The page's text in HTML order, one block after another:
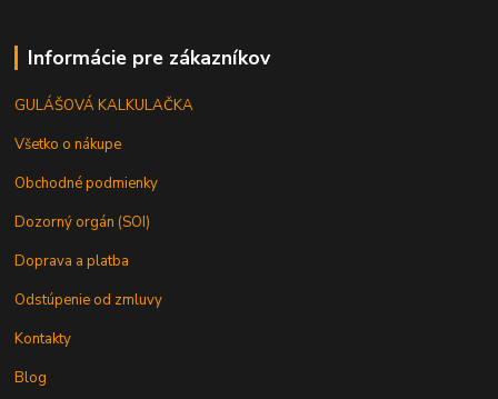
Informácie pre zákazníkov
GULÁŠOVÁ KALKULAČKA
Všetko o nákupe
Obchodné podmienky
Dozorný orgán (SOI)
Doprava a platba
Odstúpenie od zmluvy
Kontakty
Blog